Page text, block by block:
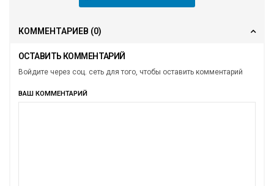
КОММЕНТАРИЕВ (0)
ОСТАВИТЬ КОММЕНТАРИЙ
Войдите через соц. сеть для того, чтобы оставить комментарий
ВАШ КОММЕНТАРИЙ